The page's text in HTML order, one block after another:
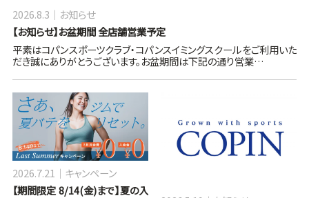
【お知らせ】お盆期間 全店舗営業予定
2026.8.3 お知らせ
平素はコパンスポーツクラブ・コパンスイミングスクールをご利用いた
だき誠にありがとうございます。お盆期間は下記の通り営業…
【期間限定 8/14(金)まで】夏の入
2026.7.21 キャンペーン